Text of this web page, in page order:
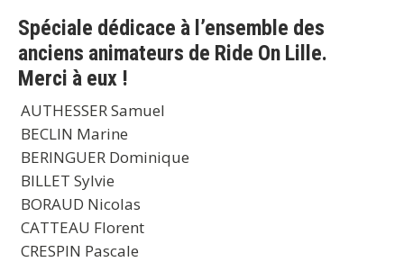
Spéciale dédicace à l’ensemble des
anciens animateurs de Ride On Lille.
Merci à eux !
AUTHESSER Samuel
BECLIN Marine
BERINGUER Dominique
BILLET Sylvie
BORAUD Nicolas
CATTEAU Florent
CRESPIN Pascale